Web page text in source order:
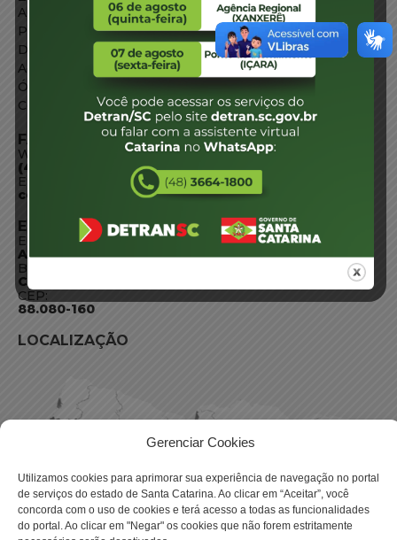
Gerenciar Cookies
Utilizamos cookies para aprimorar sua experiência de navegação no portal
de serviços do estado de Santa Catarina. Ao clicar em “Aceitar”, você
concorda com o uso de cookies e terá acesso a todas as funcionalidades
do portal. Ao clicar em "Negar" os cookies que não forem estritamente
Agência de Notícias
Portal de Serviços
Diário Oficial
Acesso à Informação
Órgãos do Governo
Conheça SC
FALE CONOSCO
WhatsApp:
(48) 3664-1800
E-mail:
centraldeinformacoes@detran.sc.gov.br
ENDEREÇO
Endereço:
Av. Almirante Tamandaré - 480
Bairro:
Coqueiros, Florianópolis SC
CEP:
88.080-160
LOCALIZAÇÃO